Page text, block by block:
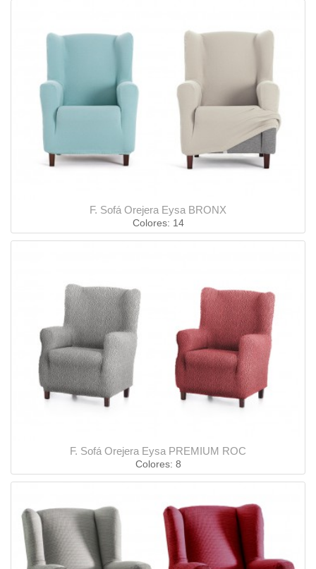
F. Sofá Orejera Eysa BRONX
Colores: 14
F. Sofá Orejera Eysa PREMIUM ROC
Colores: 8